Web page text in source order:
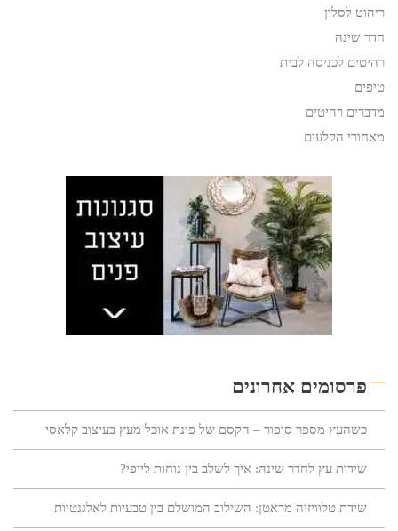
ריהוט לסלון
חדר שינה
רהיטים לכניסה לבית
טיפים
מדברים רהיטים
מאחורי הקלעים
פרסומים אחרונים
כשהעץ מספר סיפור – הקסם של פינת אוכל מעץ בעיצוב קלאסי
שידות עץ לחדר שינה: איך לשלב בין נוחות ליופי?
שידת טלוויזיה מראטן: השילוב המושלם בין טבעיות לאלגנטיות